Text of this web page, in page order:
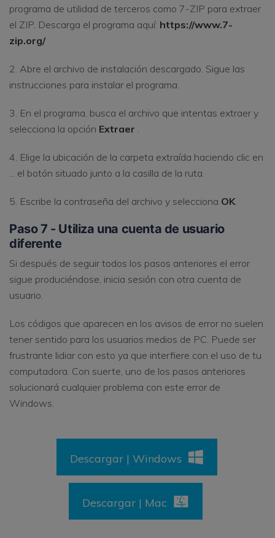
programa de utilidad de terceros como 7-ZIP para extraer
el ZIP. Descarga el programa aquí: https://www.7-
zip.org/
2. Abre el archivo de instalación descargado. Sigue las
instrucciones para instalar el programa.
3. En el programa, busca el archivo que intentas extraer y
selecciona la opción Extraer .
4. Elige la ubicación de la carpeta extraída haciendo clic en
... el botón situado junto a la casilla de la ruta.
5. Escribe la contraseña del archivo y selecciona OK.
Paso 7 - Utiliza una cuenta de usuario
diferente
Si después de seguir todos los pasos anteriores el error
sigue produciéndose, inicia sesión con otra cuenta de
usuario.
Los códigos que aparecen en los avisos de error no suelen
tener sentido para los usuarios medios de PC. Puede ser
frustrante lidiar con esto ya que interfiere con el uso de tu
computadora. Con suerte, uno de los pasos anteriores
solucionará cualquier problema con este error de
Windows.
Descargar | Windows
Descargar | Mac